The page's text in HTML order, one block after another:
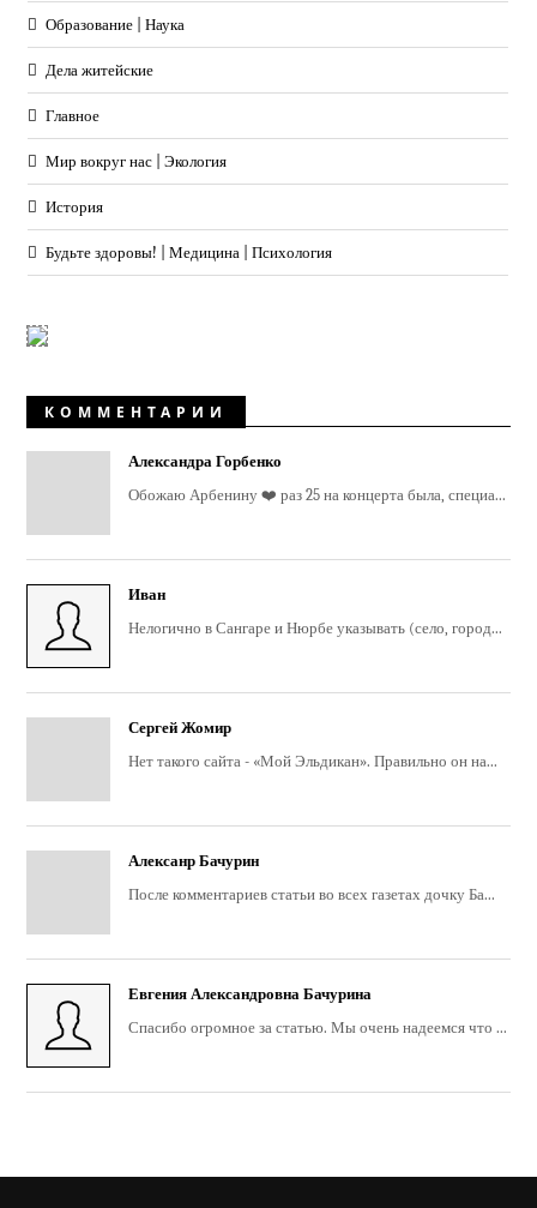
Образование | Наука
Дела житейские
Главное
Мир вокруг нас | Экология
История
Будьте здоровы! | Медицина | Психология
КОММЕНТАРИИ
Александра Горбенко
Обожаю Арбенину ❤️ раз 25 на концерта была, специа...
Иван
Нелогично в Сангаре и Нюрбе указывать (село, город...
Сергей Жомир
Нет такого сайта - «Мой Эльдикан». Правильно он на...
Алексанр Бачурин
После комментариев статьи во всех газетах дочку Ба...
Евгения Александровна Бачурина
Спасибо огромное за статью. Мы очень надеемся что ...